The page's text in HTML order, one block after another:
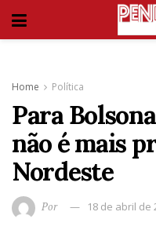
Home Política
Para
não é mais
Nordeste
Por 18 de abril de